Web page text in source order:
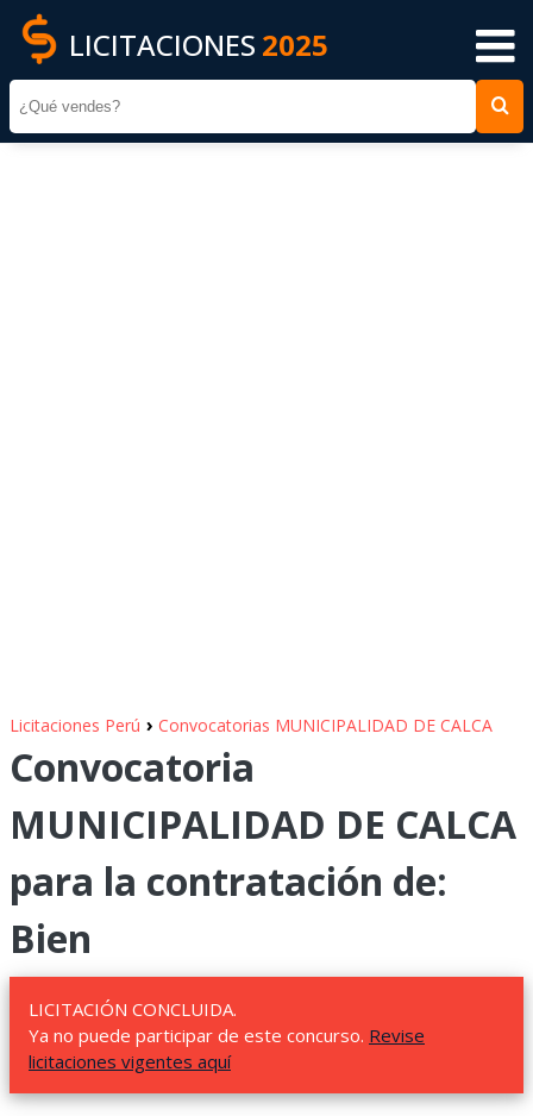
LICITACIONES 2025
Licitaciones Perú › Convocatorias MUNICIPALIDAD DE CALCA
Convocatoria
MUNICIPALIDAD DE CALCA
para la contratación de:
Bien
LICITACIÓN CONCLUIDA.
Ya no puede participar de este concurso. Revise
licitaciones vigentes aquí